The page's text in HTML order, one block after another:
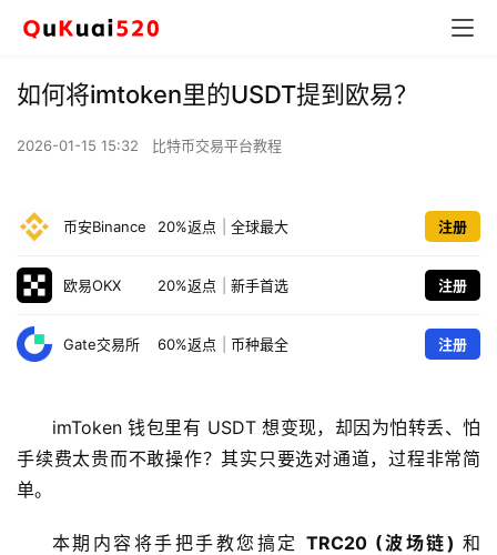
如何将imtoken里的USDT提到欧易？
2026-01-15 15:32 比特币交易平台教程
币安Binance 20%返点 全球最大 注册
欧易OKX 20%返点 新手首选 注册
Gate交易所 60%返点 币种最全 注册
imToken 钱包里有 USDT 想变现，却因为怕转丢、怕
手续费太贵而不敢操作？其实只要选对通道，过程非常简
单。
本期内容将手把手教您搞定 TRC20 (波场链)